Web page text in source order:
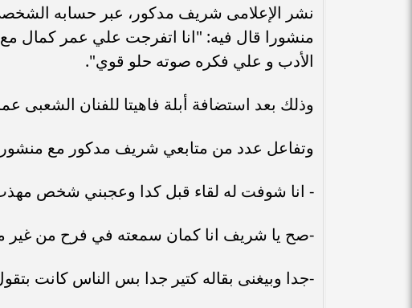
نشر الإعلامى شريف مدكور، عبر حسابه
منشورا قال فيه: "انا اتفرجت علي عمر كمال
الأدب و علي فكره صوته حلو قوي".
وذلك بعد استضافة أبلة فاهيتا للفنان الشعبى
وتفاعل عدد من متابعي شريف مدكور مع
- انا شوفت له لقاء قبل كدا وعجبني شخص
-صح يا شريف انا كمان سمعته في فرح من غير
-جدا وبيغنى بقاله كتير جدا بس الناس كانت